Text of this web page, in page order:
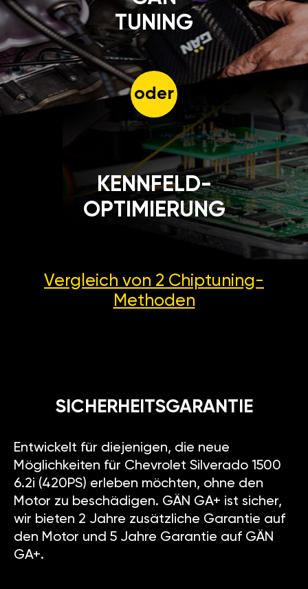
TUNING
oder
KENNFELD-
OPTIMIERUNG
Vergleich von 2 Chiptuning-
Methoden
SICHERHEITSGARANTIE
Entwickelt für diejenigen, die neue
Möglichkeiten für Chevrolet Silverado 1500
6.2i (420PS) erleben möchten, ohne den
Motor zu beschädigen. GÄN GA+ ist sicher,
wir bieten 2 Jahre zusätzliche Garantie auf
den Motor und 5 Jahre Garantie auf GÄN
GA+.